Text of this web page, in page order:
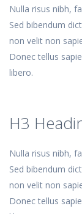
Nulla risus nibh,
Sed bibendum
non velit non
Donec tellus
libero.
H3
Nulla risus nibh,
Sed bibendum
non velit non
Donec tellus